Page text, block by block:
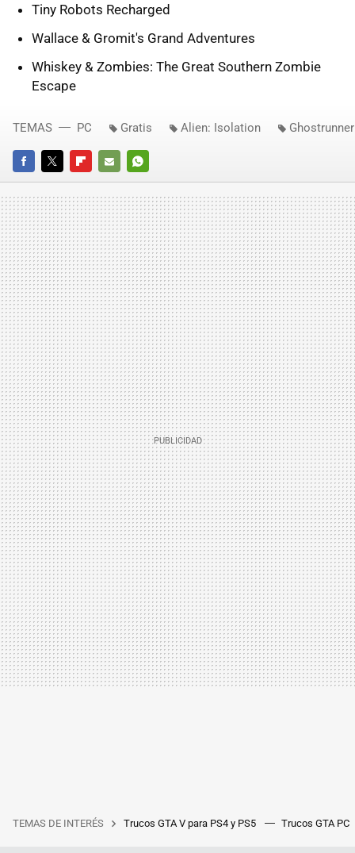
Tiny Robots Recharged
Wallace & Gromit's Grand Adventures
Whiskey & Zombies: The Great Southern Zombie
Escape
FACEBOOKTWITTERFLIPBOARD
E-
MAIL
WHATSAPP
TEMAS PC Gratis Alien: Isolation Ghostrunner
TEMAS DE INTERÉS Trucos GTA V para PS4 y PS5 Trucos GTA PC